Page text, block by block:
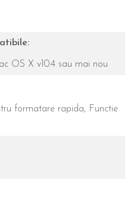
OS X v10.4 sau mai nou
formatare rapida, Functie